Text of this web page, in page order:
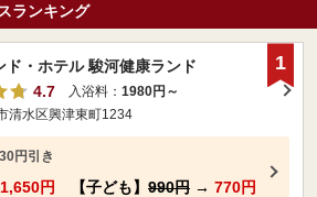
ランキング
ド・ホテル 駿河健康ランド
4.7
入浴料： 1980円～
清水区興津東町1234
円引き
1,650円 【子ども】 990円 → 770円
1